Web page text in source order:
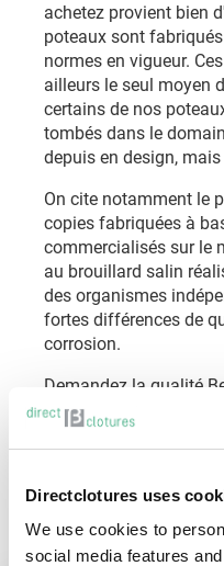
Directclotures uses
We use cookies to
social media features
achetez provient bien
poteaux sont
normes en vigueur.
ailleurs le seul moyen
certains de nos
tombés dans le
depuis en design,
On cite notamment le
copies fabriquées à
commercialisés sur le
au brouillard salin
des organismes
fortes différences de
corrosion.
Demandez la qualité
ans.